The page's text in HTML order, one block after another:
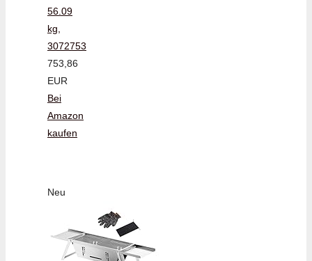
56.09
kg,
3072753
753,86
EUR
Bei
Amazon
kaufen
Neu